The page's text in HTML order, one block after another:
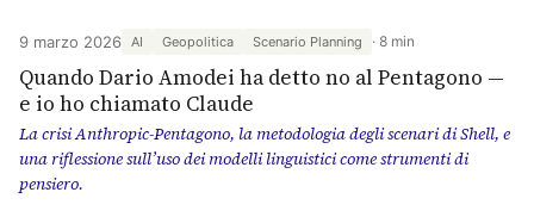
9 marzo 2026 AI Geopolitica Scenario Planning 8 min
Quando Dario Amodei ha detto no al Pentagono —
e io ho chiamato Claude
La crisi Anthropic-Pentagono, la metodologia degli scenari di Shell, e
una riflessione sull’uso dei modelli linguistici come strumenti di
pensiero.